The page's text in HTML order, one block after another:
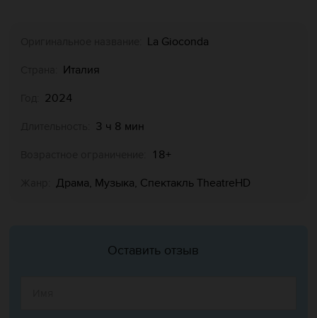
La Gioconda
Италия
2024
3 ч 8 мин
18+
Драма, Музыка, Спектакль TheatreHD
Оставить отзыв